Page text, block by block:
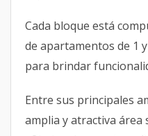
Cada bloque está
de apartamentos de 1
para brindar
Entre sus principales
amplia y atractiva área